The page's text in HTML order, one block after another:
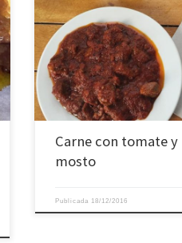
Carne con tomate y
mosto
Publicada 18/12/2016